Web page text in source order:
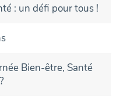
: un défi pour tous !
Bien-être, Santé